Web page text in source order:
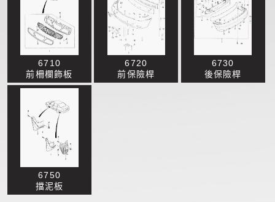
6710
前柵欄飾板
6720
前保險桿
6730
後保險桿
6750
擋泥板